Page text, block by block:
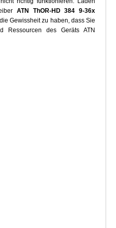
ATN ThOR-HD 384 9-36x
Gewissheit zu haben, dass Sie
Ressourcen des Geräts ATN